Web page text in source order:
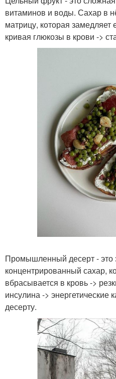
витаминов и воды. Сахар в
матрицу, которая
кривая глюкозы в крови ->
Промышленный десерт - это
концентрированный сахар,
вбрасывается в кровь ->
инсулина -> энергетические
десерту.